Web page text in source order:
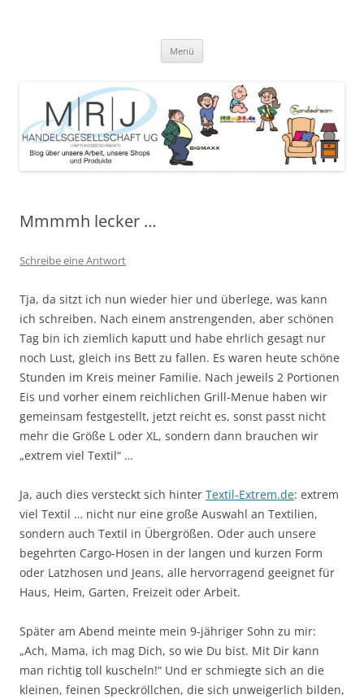
angebotene Produkte
Menü
Mmmmh lecker …
Schreibe eine Antwort
Tja, da sitzt ich nun wieder hier und überlege, was kann
ich schreiben. Nach einem anstrengenden, aber schönen
Tag bin ich ziemlich kaputt und habe ehrlich gesagt nur
noch Lust, gleich ins Bett zu fallen. Es waren heute schöne
Stunden im Kreis meiner Familie. Nach jeweils 2 Portionen
Eis und vorher einem reichlichen Grill-Menue haben wir
gemeinsam festgestellt, jetzt reicht es, sonst passt nicht
mehr die Größe L oder XL, sondern dann brauchen wir
„extrem viel Textil“ …
Ja, auch dies versteckt sich hinter Textil-Extrem.de: extrem
viel Textil … nicht nur eine große Auswahl an Textilien,
sondern auch Textil in Übergrößen. Oder auch unsere
begehrten Cargo-Hosen in der langen und kurzen Form
oder Latzhosen und Jeans, alle hervorragend geeignet für
Haus, Heim, Garten, Freizeit oder Arbeit.
Später am Abend meinte mein 9-jähriger Sohn zu mir:
„Ach, Mama, ich mag Dich, so wie Du bist. Mit Dir kann
man richtig toll kuscheln!“ Und er schmiegte sich an die
kleinen, feinen Speckröllchen, die sich unweigerlich bilden,